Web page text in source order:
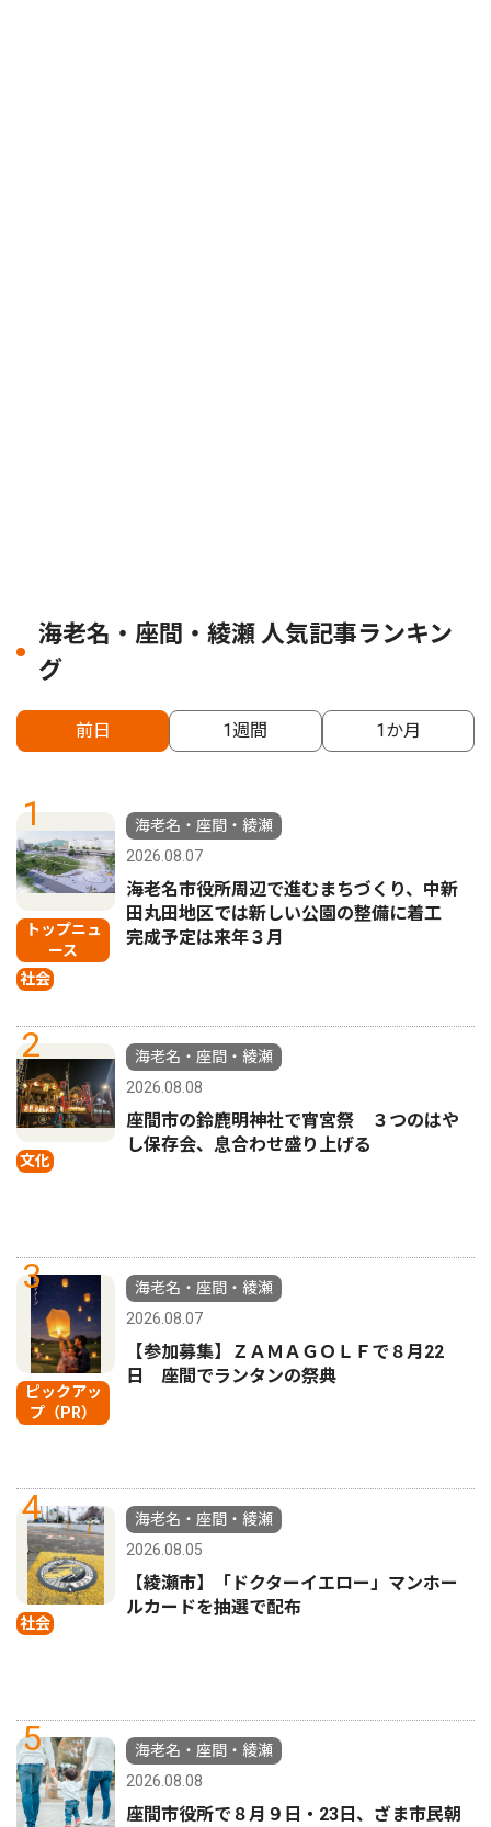
海老名・座間・綾瀬 人気記事ランキン
グ
前日 1週間 1か月
1
トップニュ
ース
社会
海老名・座間・綾瀬
2026.08.07
海老名市役所周辺で進むまちづくり、中新
田丸田地区では新しい公園の整備に着工
完成予定は来年３月
2
文化
海老名・座間・綾瀬
2026.08.08
座間市の鈴鹿明神社で宵宮祭 ３つのはや
し保存会、息合わせ盛り上げる
3
ピックアッ
プ（PR）
海老名・座間・綾瀬
2026.08.07
【参加募集】ＺＡＭＡＧＯＬＦで８月22
日 座間でランタンの祭典
4
社会
海老名・座間・綾瀬
2026.08.05
【綾瀬市】「ドクターイエロー」マンホー
ルカードを抽選で配布
5
海老名・座間・綾瀬
2026.08.08
座間市役所で８月９日・23日、ざま市民朝